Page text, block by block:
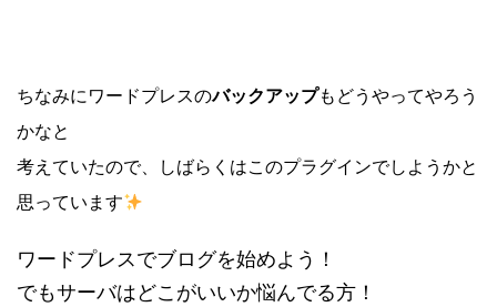
ちなみにワードプレスのバックアップもどうやってやろう
かなと
考えていたので、しばらくはこのプラグインでしようかと
思っています
ワードプレスでブログを始めよう！
でもサーバはどこがいいか悩んでる方！